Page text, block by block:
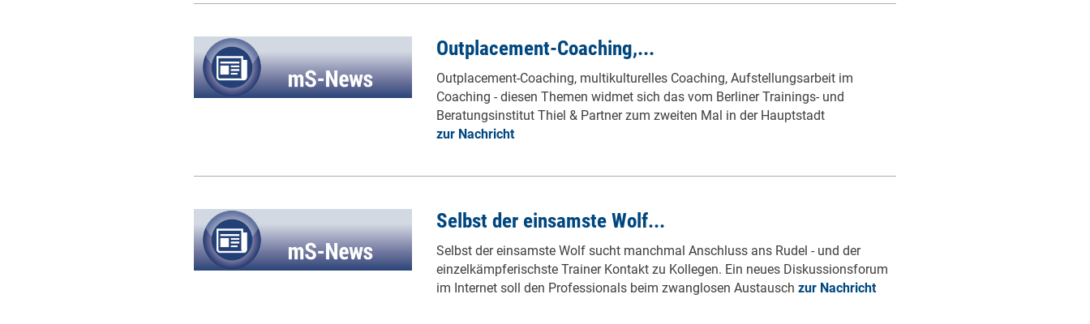
Outplacement-Coaching,...
Outplacement-Coaching, multikulturelles Coaching, Aufstellungsarbeit im
Coaching - diesen Themen widmet sich das vom Berliner Trainings- und
Beratungsinstitut Thiel & Partner zum zweiten Mal in der Hauptstadt
zur Nachricht
Selbst der einsamste Wolf...
Selbst der einsamste Wolf sucht manchmal Anschluss ans Rudel - und der
einzelkämpferischste Trainer Kontakt zu Kollegen. Ein neues Diskussionsforum
im Internet soll den Professionals beim zwanglosen Austausch zur Nachricht